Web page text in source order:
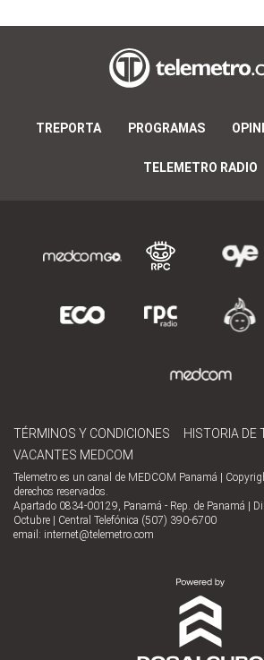
TREPORTA PROGRAMAS
TELEMETRO RADIO
TÉRMINOS Y CONDICIONES
HISTORIA DE
VACANTES MEDCOM
Telemetro es un canal de MEDCOM Panamá |
derechos reservados.
Apartado 0834-00129, Panamá - Rep. de Panamá |
Octubre | Central Telefónica (507) 390-6700
email: internet@telemetro.com